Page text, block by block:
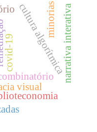
cultura algorítmica
visual
narrativa interativa
covid-19
minorias